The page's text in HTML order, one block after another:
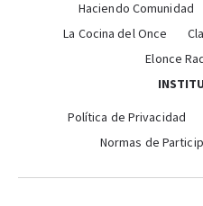
Haciendo Comunidad
La Cocina del Once
Elonce
Política de Privacidad
Normas de